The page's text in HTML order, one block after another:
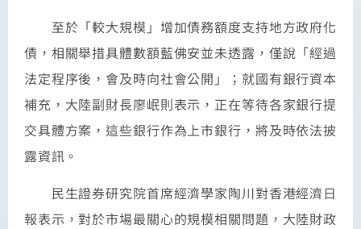
至於「較大規模」增加債務額度支持地方政府化
債，相關舉措具體數額藍佛安並未透露，僅說「經過
法定程序後，會及時向社會公開」；就國有銀行資本
補充，大陸副財長廖岷則表示，正在等待各家銀行提
交具體方案，這些銀行作為上市銀行，將及時依法披
露資訊。
民生證券研究院首席經濟學家陶川對香港經濟日
報表示，對於市場最關心的規模相關問題，大陸財政